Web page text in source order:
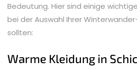
Bedeutung. Hier sind einige
bei der Auswahl Ihrer
sollten:
Warme Kleidung in